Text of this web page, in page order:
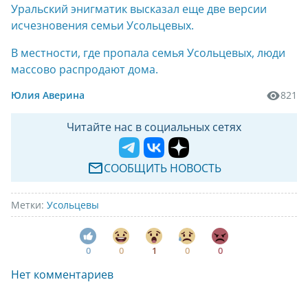
Уральский энигматик высказал еще две версии
исчезновения семьи Усольцевых.
В местности, где пропала семья Усольцевых, люди
массово распродают дома.
Юлия Аверина 821
Читайте нас в социальных сетях
СООБЩИТЬ НОВОСТЬ
Метки: Усольцевы
0 0 1 0 0
Нет комментариев